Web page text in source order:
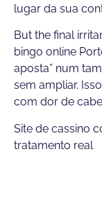
lugar da sua
But the final
bingo online
aposta” num
sem ampliar.
com dor de
Site de cassino
tratamento real